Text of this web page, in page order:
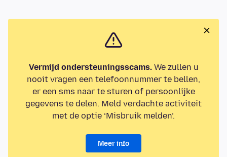
Vermijd ondersteuningsscams.We zullen u
nooit vragen een telefoonnummer te bellen,
er een sms naar te sturen of persoonlijke
gegevens te delen. Meld verdachte activiteit
met de optie ‘Misbruik melden’.
Meer info